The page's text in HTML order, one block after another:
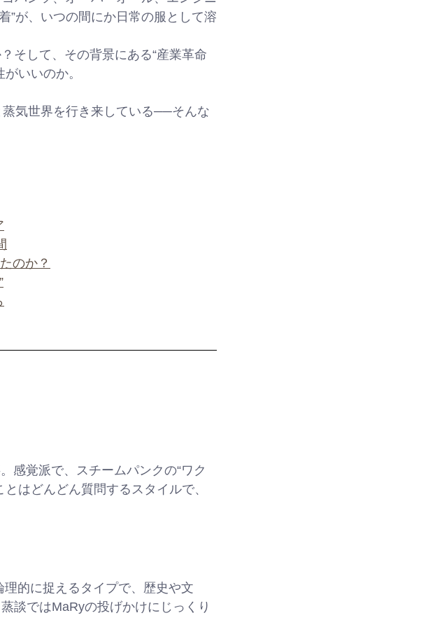
”が、いつの間にか日常の服として溶
そして、その背景にある“産業革命
いいのか。
気世界を行き来している──そんな
のか？
感覚派で、スチームパンクの“ワク
はどんどん質問するスタイルで、
的に捉えるタイプで、歴史や文
談ではMaRyの投げかけにじっくり